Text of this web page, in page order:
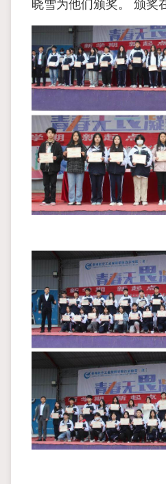
晓雪为他们颁奖。 颁奖